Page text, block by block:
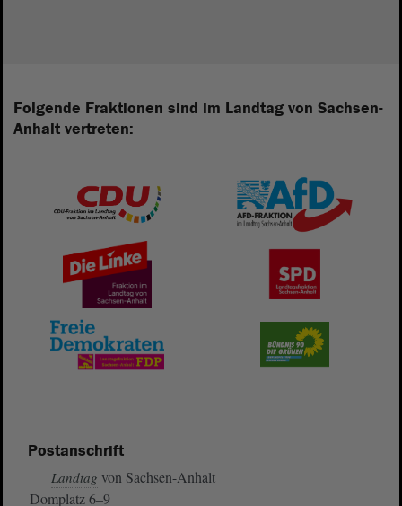
Folgende Fraktionen sind im Landtag von Sachsen-
Anhalt vertreten:
Postanschrift
Landtag von Sachsen-Anhalt
Domplatz 6–9